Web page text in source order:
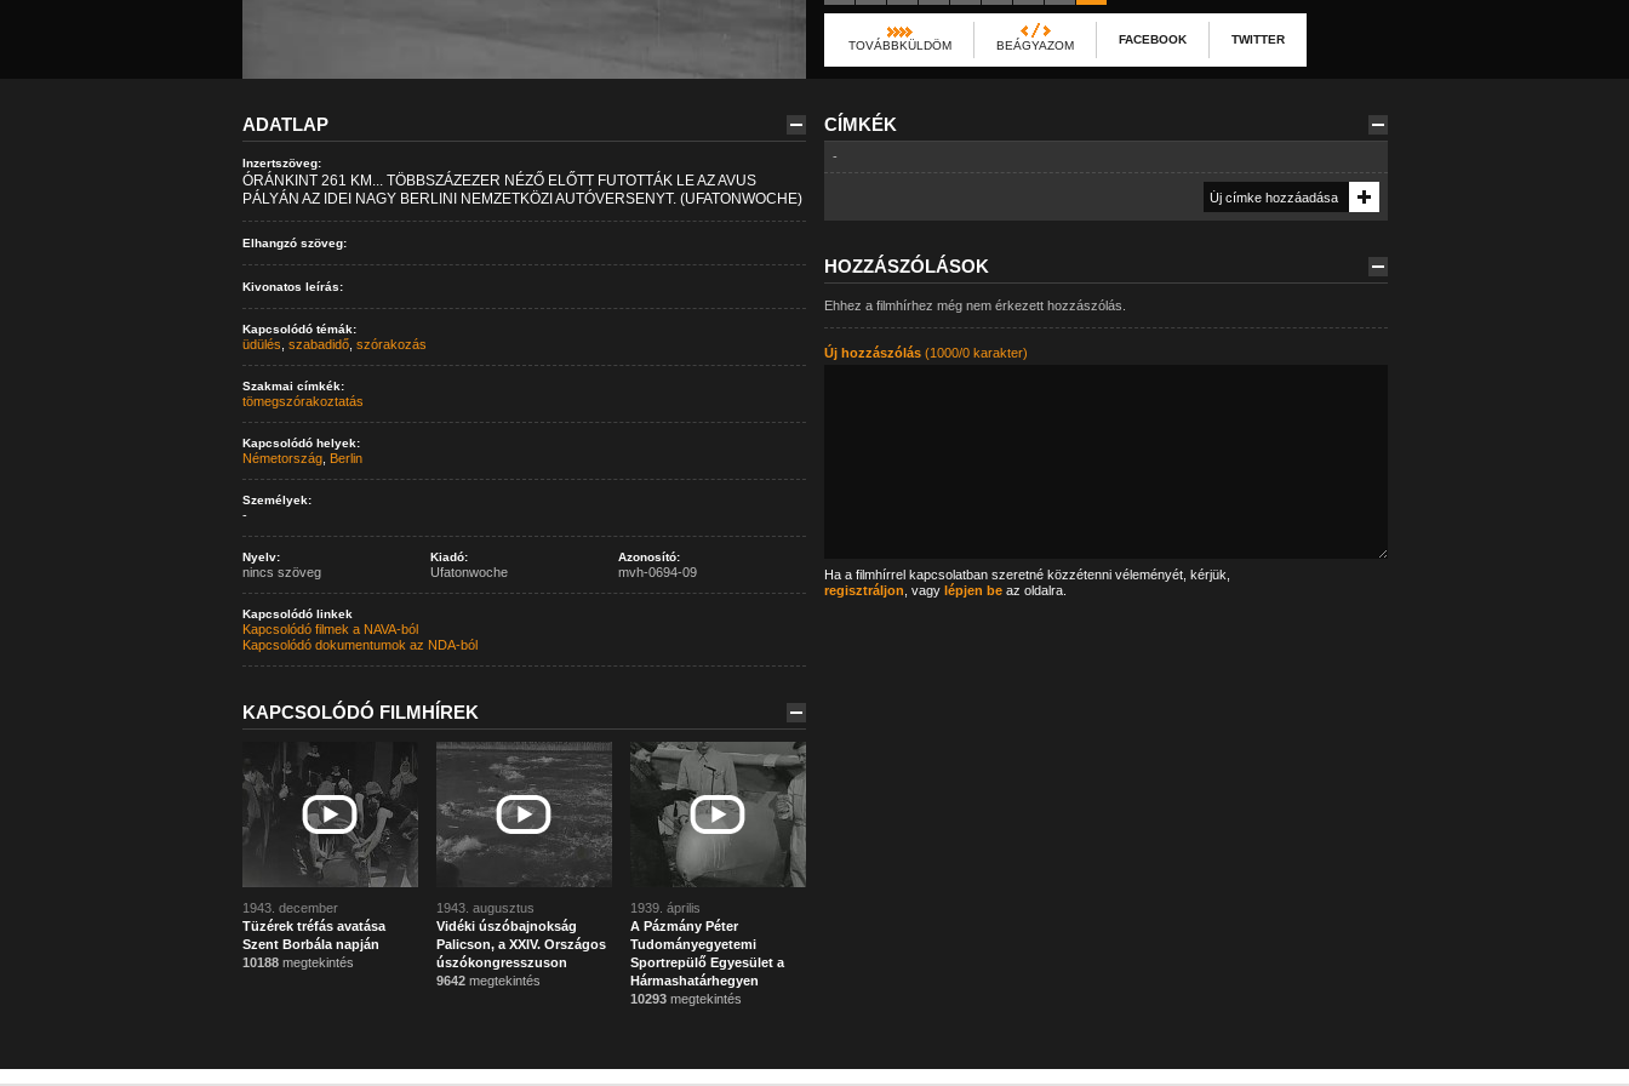
TOVÁBBKÜLDÖM BEÁGYAZOM FACEBOOK TWITTER
ADATLAP
Inzertszöveg:
ÓRÁNKINT 261 KM... TÖBBSZÁZEZER NÉZŐ ELŐTT FUTOTTÁK LE AZ AVUS
PÁLYÁN AZ IDEI NAGY BERLINI NEMZETKÖZI AUTÓVERSENYT. (UFATONWOCHE)
Elhangzó szöveg:
Kivonatos leírás:
Kapcsolódó témák:
üdülés szabadidő, szórakozás
Szakmai címkék:
tömegszórakoztatás
Kapcsolódó helyek:
Németország, Berlin
Személyek:
-
Nyelv:
nincs szöveg
Kiadó:
Ufatonwoche
Azonosító:
mvh-0694-09
Kapcsolódó linkek
Kapcsolódó filmek a NAVA-ból
Kapcsolódó dokumentumok az NDA-ból
KAPCSOLÓDÓ FILMHÍREK
1943. december
Tüzérek tréfás avatása
Szent Borbála napján
10188megtekintés
1943. augusztus
Vidéki úszóbajnokság
Palicson, a XXIV. Országos
úszókongresszuson
9642megtekintés
1939. április
A Pázmány Péter
Tudományegyetemi
Sportrepülő Egyesület a
Hármashatárhegyen
10293megtekintés
CÍMKÉK
-
HOZZÁSZÓLÁSOK
Ehhez a filmhírhez még nem érkezett hozzászólás.
Új hozzászólás(1000/0 karakter)
Ha a filmhírrel kapcsolatban szeretné közzétenni véleményét, kérjük,
regisztráljon , vagy lépjen beaz oldalra.